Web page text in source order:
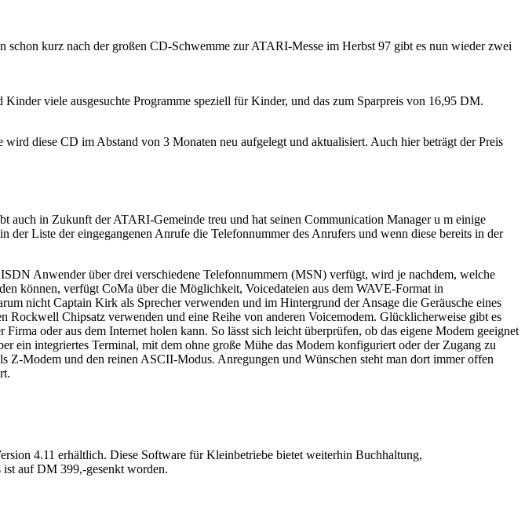
kurz nach der großen CD-Schwemme zur ATARI-Messe im Herbst 97 gibt es nun wieder zwei
viele ausgesuchte Programme speziell für Kinder, und das zum Sparpreis von 16,95 DM.
diese CD im Abstand von 3 Monaten neu aufgelegt und aktualisiert. Auch hier beträgt der Preis
auch in Zukunft der ATARI-Gemeinde treu und hat seinen Communication Manager u m einige
Liste der eingegangenen Anrufe die Telefonnummer des Anrufers und wenn diese bereits in der
Anwender über drei verschiedene Telefonnummern (MSN) verfügt, wird je nachdem, welche
können, verfügt CoMa über die Möglichkeit, Voicedateien aus dem WAVE-Format in
nicht Captain Kirk als Sprecher verwenden und im Hintergrund der Ansage die Geräusche eines
Chipsatz verwenden und eine Reihe von anderen Voicemodem. Glücklicherweise gibt es
oder aus dem Internet holen kann. So lässt sich leicht überprüfen, ob das eigene Modem geeignet
integriertes Terminal, mit dem ohne große Mühe das Modem konfiguriert oder der Zugang zu
Z-Modem und den reinen ASCII-Modus. Anregungen und Wünschen steht man dort immer offen
4.11 erhältlich. Diese Software für Kleinbetriebe bietet weiterhin Buchhaltung,
auf DM 399,-gesenkt worden.